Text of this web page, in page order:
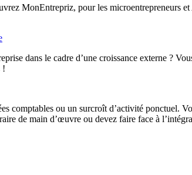
MonEntrepriz, pour les microentrepreneurs
dans le cadre d’une croissance externe ?
!
comptables ou un surcroît d’activité ponctuel.
de main d’œuvre ou devez faire face à